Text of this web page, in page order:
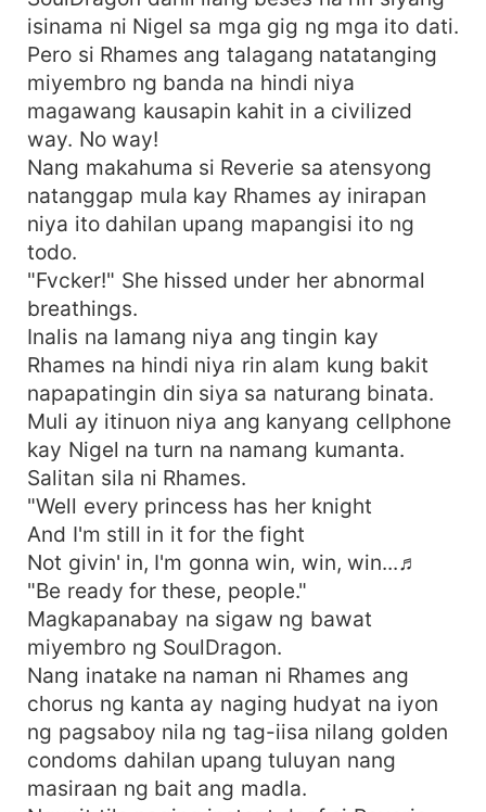
isinama ni Nigel sa mga gig ng mga ito dati.
Pero si Rhames ang talagang natatanging
miyembro ng banda na hindi niya
magawang kausapin kahit in a civilized
way. No way!
Nang makahuma si Reverie sa atensyong
natanggap mula kay Rhames ay inirapan
niya ito dahilan upang mapangisi ito ng
todo.
"Fvcker!" She hissed under her abnormal
breathings.
Inalis na lamang niya ang tingin kay
Rhames na hindi niya rin alam kung bakit
napapatingin din siya sa naturang binata.
Muli ay itinuon niya ang kanyang cellphone
kay Nigel na turn na namang kumanta.
Salitan sila ni Rhames.
"Well every princess has her knight
And I'm still in it for the fight
Not givin' in, I'm gonna win, win, win...♬
"Be ready for these, people."
Magkapanabay na sigaw ng bawat
miyembro ng SoulDragon.
Nang inatake na naman ni Rhames ang
chorus ng kanta ay naging hudyat na iyon
ng pagsaboy nila ng tag-iisa nilang golden
condoms dahilan upang tuluyan nang
masiraan ng bait ang madla.